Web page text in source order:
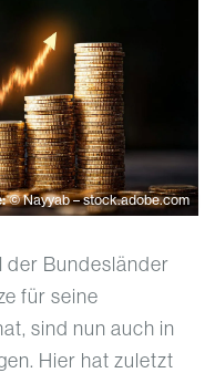
© Nayyab – stock.adobe.com
der Bundesländer
für seine
sind nun auch in
Hier hat zuletzt